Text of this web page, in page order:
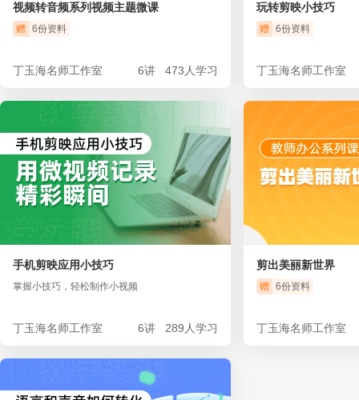
视频转音频系列视频主题微课
赠 6份资料
丁玉海名师工作室 6讲 473人学习
玩转剪映小技巧
赠 6份资料
丁玉海名师工作室
手机剪映应用小技巧
掌握小技巧，轻松制作小视频
丁玉海名师工作室 6讲 289人学习
剪出美丽新世界
赠 6份资料
丁玉海名师工作室